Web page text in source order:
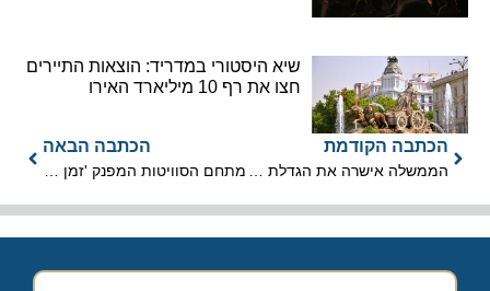
שיא היסטורי במדריד: הוצאות התיירים
חצו את רף 10 מיליארד האירו
הכתבה הקודמת
הממשלה אישרה את הגדלת המכסות לעובדים זרים
הכתבה הבאה
מתחם הסוויטות המפנק 'זמן ערבה' בצוקים, בשיא מטר המטאורים